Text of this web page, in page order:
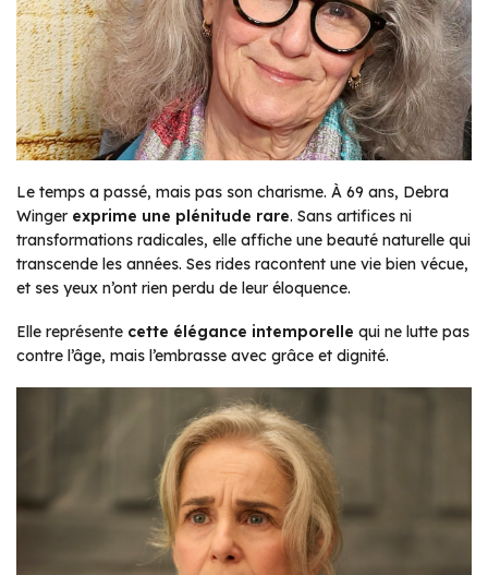
Le temps a passé, mais pas son charisme. À 69 ans, Debra
Winger exprime une plénitude rare. Sans artifices ni
transformations radicales, elle affiche une beauté naturelle qui
transcende les années. Ses rides racontent une vie bien vécue,
et ses yeux n’ont rien perdu de leur éloquence.
Elle représente cette élégance intemporelle qui ne lutte pas
contre l’âge, mais l’embrasse avec grâce et dignité.